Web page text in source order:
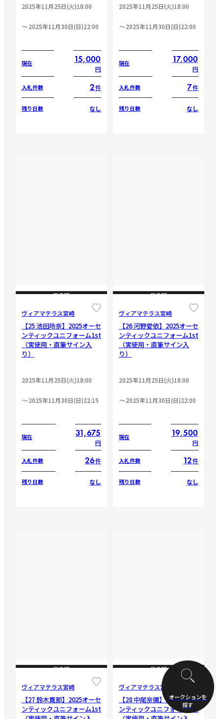
2025年11月25日(火)18:00
2025年11月30日(日)22:00
現在 15,000
円
入札件数 2件
残り日数 なし
2025年11月25日(火)18:00
2025年11月30日(日)22:00
現在 17,000
円
入札件数 7件
残り日数 なし
CLOSE
ヴィアマテラス宮崎
【25 池田玲奈】2025オーセ
ンティックユニフォーム1st
（実使用・直筆サイン入
り）
2025年11月25日(火)18:00
2025年11月30日(日)22:15
現在 31,675
円
入札件数 26件
残り日数 なし
CLOSE
ヴィアマテラス宮崎
【26 河野愛依】2025オーセ
ンティックユニフォーム1st
（実使用・直筆サイン入
り）
2025年11月25日(火)18:00
2025年11月30日(日)22:00
現在 19,500
円
入札件数 12件
残り日数 なし
CLOSE
ヴィアマテラス宮崎
【27 鈴木寛那】2025オーセ
ンティックユニフォーム1st
CLOSE
ヴィアマテラス宮崎
【28 中尾奈摘】2025オーセ
ンティックユニフォーム1st
オークションを
探す